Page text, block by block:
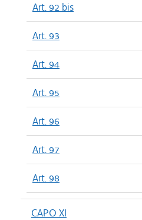
Art. 92 bis
Art. 93
Art. 94
Art. 95
Art. 96
Art. 97
Art. 98
CAPO XI